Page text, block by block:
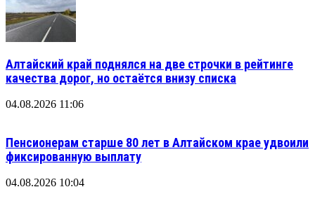
Алтайский край поднялся на две строчки в рейтинге
качества дорог, но остаётся внизу списка
04.08.2026 11:06
Пенсионерам старше 80 лет в Алтайском крае удвоили
фиксированную выплату
04.08.2026 10:04